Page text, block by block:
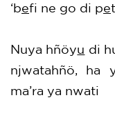
‘befi ne go di pe
Nuya hñöyu di
njwatahñö, ha
ma’ra ya nwati